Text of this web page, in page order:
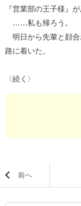
『営業部の王子様』
……私も帰ろう。
明日から先輩と顔合
路に着いた。
〈続く〉
前へ